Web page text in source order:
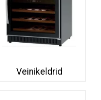
Veinikeldrid